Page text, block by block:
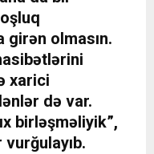
girən olmasın.
xarici
də var.
birləşməliyik”,